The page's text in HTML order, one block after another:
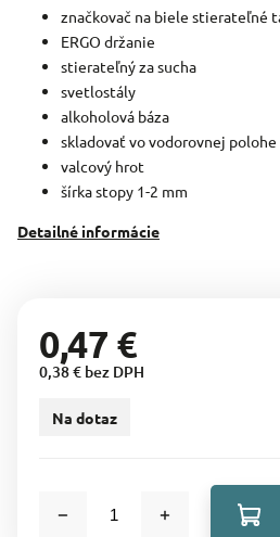
značkovač na biele stierateľné
ERGO držanie
stierateľný za sucha
svetlostály
alkoholová báza
skladovať vo vodorovnej polohe
valcový hrot
šírka stopy 1-2 mm
Detailné informácie
0,47 €
0,38 € bez DPH
Na dotaz